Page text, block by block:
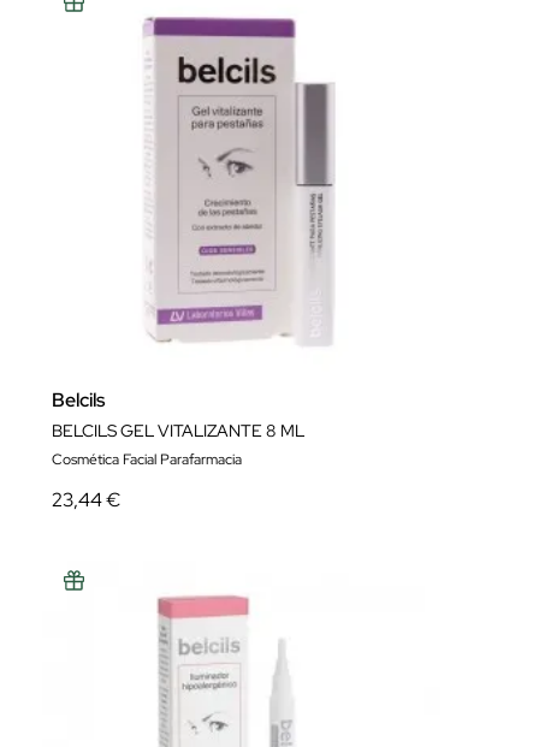
Belcils
BELCILS GEL VITALIZANTE 8 ML
Cosmética Facial Parafarmacia
23,44 €